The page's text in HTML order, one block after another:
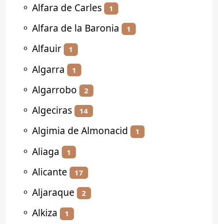
⚬ Alfara de Carles 1
⚬ Alfara de la Baronia 1
⚬ Alfauir 1
⚬ Algarra 1
⚬ Algarrobo 2
⚬ Algeciras 14
⚬ Algimia de Almonacid 1
⚬ Aliaga 1
⚬ Alicante 17
⚬ Aljaraque 2
⚬ Alkiza 1